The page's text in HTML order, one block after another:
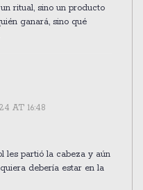
ritual, sino un producto
ganará, sino qué
AT 16:48
les partió la cabeza y aún
debería estar en la